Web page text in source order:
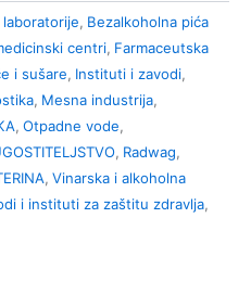
, Bezalkoholna pića
centri, Farmaceutska
i sušare, Instituti i zavodi,
, Mesna industrija,
, Otpadne vode,
, Radwag,
, Vinarska i alkoholna
i instituti za zaštitu zdravlja,